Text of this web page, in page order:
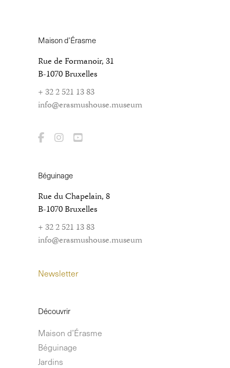
Maison d’Érasme
Rue de Formanoir, 31
B-1070 Bruxelles
+ 32 2 521 13 83
info@erasmushouse.museum
Béguinage
Rue du Chapelain, 8
B-1070 Bruxelles
+ 32 2 521 13 83
info@erasmushouse.museum
Newsletter
Découvrir
Maison d’Érasme
Béguinage
Jardins